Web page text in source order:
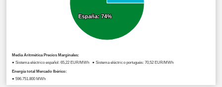
Media Aritmética Precios Marginales:
● Sistema eléctrico español: 65,22 EUR/MWh ● Sistema eléctrico portugués: 70,52 EUR/MWh
Energía total Mercado Ibérico:
● 596.751,800 MWh
España: 74%
España: 74%